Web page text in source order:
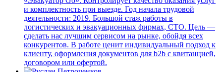
и комплектность при выезде. Год начала трудовой
деятельности: 2019. Большой стаж работы в
логистических и эвакуационных фирмах, СТО. Цель —
сделать нас лучшим сервисом на рынке, обойдя всех
конкурентов. В работе ценит индивидуальный подход к
клиенту, оформления документов для b2b с квитанцией,
договором или офертой.